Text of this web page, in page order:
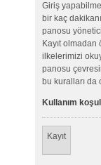
Giriş
bir kaç
panosu
Kayıt olmadan
ilkelerimizi
panosu
bu kuralları
Kullanım
Kayıt